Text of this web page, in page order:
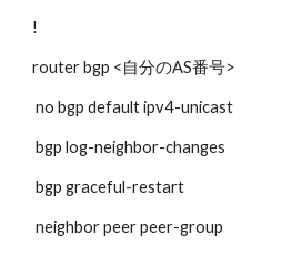
!
router bgp <自分のAS番号>
no bgp default ipv4-unicast
bgp log-neighbor-changes
bgp graceful-restart
neighbor peer peer-group